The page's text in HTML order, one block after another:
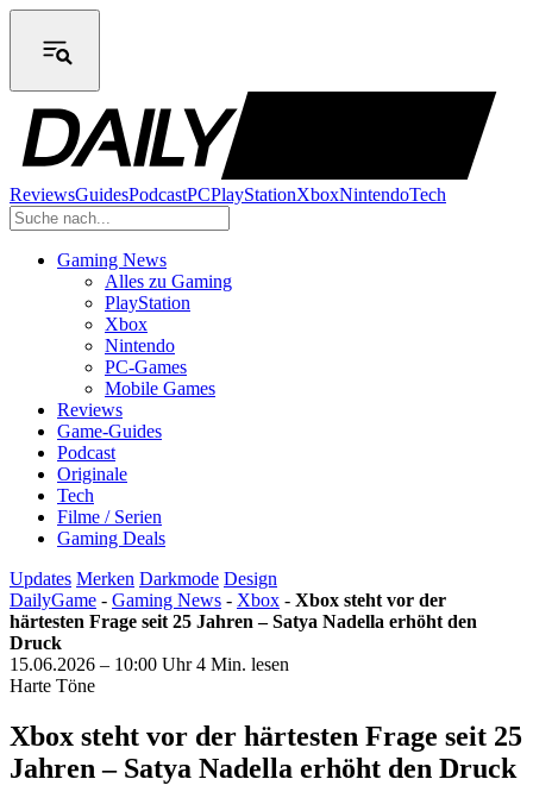
ReviewsGuidesPodcastPCPlayStationXboxNintendoTech
Gaming News
Alles zu Gaming
PlayStation
Xbox
Nintendo
PC-Games
Mobile Games
Reviews
Game-Guides
Podcast
Originale
Tech
Filme / Serien
Gaming Deals
Updates Merken Darkmode Design
DailyGame - Gaming News - Xbox - Xbox steht vor der
härtesten Frage seit 25 Jahren – Satya Nadella erhöht den
Druck
15.06.2026 – 10:00 Uhr 4 Min. lesen
Harte Töne
Xbox steht vor der härtesten Frage seit 25
Jahren – Satya Nadella erhöht den Druck